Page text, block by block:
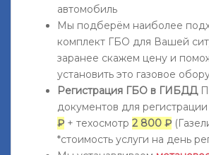
автомобиль
Мы подберём наиболее
комплект ГБО для Вашей
заранее скажем цену и
установить это газовое
Регистрация ГБО в ГИБДД
документов для
₽ + техосмотр 2 800 ₽
*стоимость услуги на день